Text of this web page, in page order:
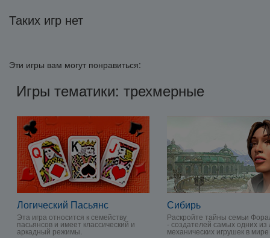
Таких игр нет
Эти игры вам могут понравиться:
Игры тематики: трехмерные
Логический Пасьянс
Эта игра относится к семейству
пасьянсов и имеет классический и
аркадный режимы.
Сибирь
Раскройте тайны семьи
- создателей самых одних из
механических игрушек в мире